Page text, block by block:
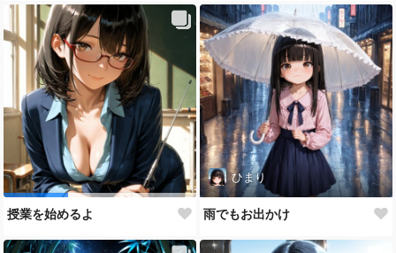
授業を始めるよ
ひまり
雨でもお出かけ